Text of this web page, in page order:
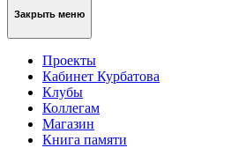
Закрыть меню
Проекты
Кабинет Курбатова
Клубы
Коллегам
Магазин
Книга памяти